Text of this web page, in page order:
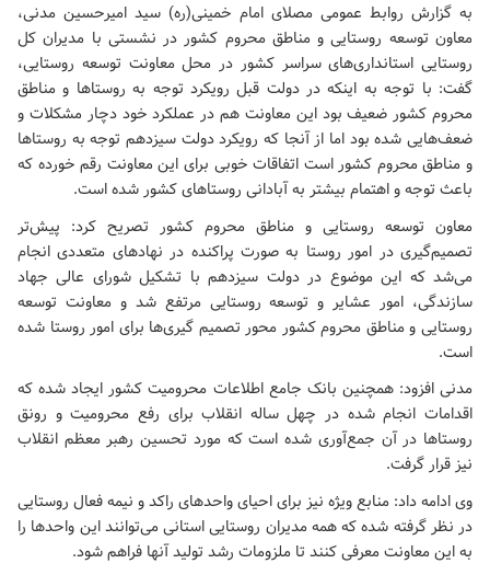
به گزارش روابط عمومی مصلای امام خمینی(ره) سید امیرحسین مدنی،
معاون توسعه روستایی و مناطق محروم کشور در نشستی با مدیران کل
روستایی استانداری‌های سراسر کشور در محل معاونت توسعه روستایی،
گفت: با توجه به اینکه در دولت قبل رویکرد توجه به روستاها و مناطق
محروم کشور ضعیف بود این معاونت هم در عملکرد خود دچار مشکلات و
ضعف‌هایی شده بود اما از آنجا که رویکرد دولت سیزدهم توجه به روستاها
و مناطق محروم کشور است اتفاقات خوبی برای این معاونت رقم خورده که
باعث توجه و اهتمام بیشتر به آبادانی روستاهای کشور شده است.
معاون توسعه روستایی و مناطق محروم کشور تصریح کرد: پیش‌تر
تصمیم‌گیری در امور روستا به صورت پراکنده در نهادهای متعددی انجام
می‌شد که این موضوع در دولت سیزدهم با تشکیل شورای عالی جهاد
سازندگی، امور عشایر و توسعه روستایی مرتفع شد و معاونت توسعه
روستایی و مناطق محروم کشور محور تصمیم گیری‌ها برای امور روستا شده
است.
مدنی افزود: همچنین بانک جامع اطلاعات محرومیت کشور ایجاد شده که
اقدامات انجام شده در چهل ساله انقلاب برای رفع محرومیت و رونق
روستاها در آن جمع‌آوری شده است که مورد تحسین رهبر معظم انقلاب
نیز قرار گرفت.
وی ادامه داد: منابع ویژه نیز برای احیای واحدهای راکد و نیمه فعال روستایی
در نظر گرفته شده که همه مدیران روستایی استانی می‌توانند این واحدها را
به این معاونت معرفی کنند تا ملزومات رشد تولید آنها فراهم شود.